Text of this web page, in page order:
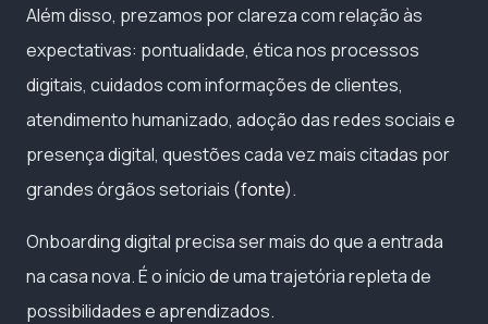
Além disso, prezamos por clareza com relação às
expectativas: pontualidade, ética nos processos
digitais, cuidados com informações de clientes,
atendimento humanizado, adoção das redes sociais e
presença digital, questões cada vez mais citadas por
grandes órgãos setoriais (fonte).
Onboarding digital precisa ser mais do que a entrada
na casa nova. É o início de uma trajetória repleta de
possibilidades e aprendizados.